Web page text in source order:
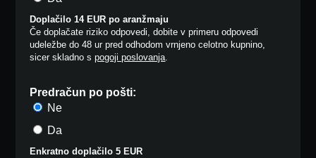
Doplačilo 14 EUR po aranžmaju
Če doplačate riziko odpovedi, dobite v primeru odpovedi
udeležbe do 48 ur pred odhodom vrnjeno celotno kupnino,
sicer skladno spogoji poslovanja.
Predračun po pošti:
Ne
Da
Enkratno doplačilo 5 EUR